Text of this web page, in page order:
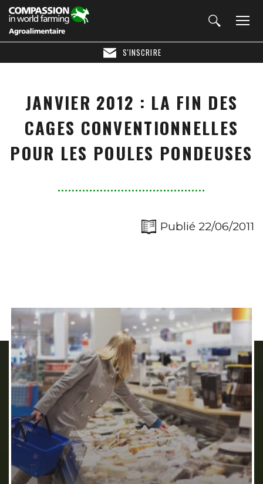
S'INSCRIRE
JANVIER 2012 : LA FIN DES
CAGES CONVENTIONNELLES
POUR LES POULES PONDEUSES
Publié 22/06/2011